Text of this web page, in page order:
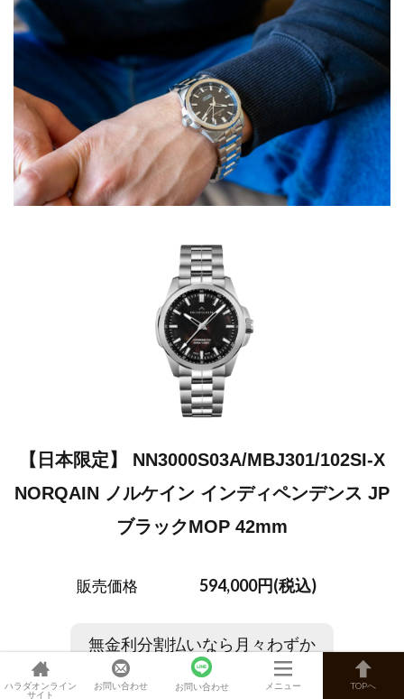
【日本限定】 NN3000S03A/MBJ301/102SI-X
NORQAIN ノルケイン インディペンデンス JP
ブラックMOP 42mm
販売価格 594,000円(税込)
無金利分割払いなら月々わずか
5,900 円から購入可能！
ハラダオンライン
サイト
お問い合わせ お問い合わせ メニュー TOPへ